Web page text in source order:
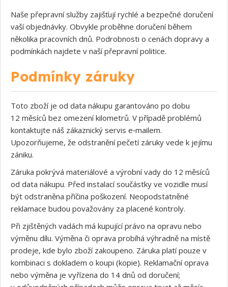
Naše přepravní služby zajišťují rychlé a bezpečné doručení
vaší objednávky. Obvykle proběhne doručení během
několika pracovních dnů. Podrobnosti o cenách dopravy a
podmínkách najdete v naší přepravní politice.
Podmínky záruky
Toto zboží je od data nákupu garantováno po dobu
12 měsíců bez omezení kilometrů. V případě problémů
kontaktujte náš zákaznický servis e‑mailem.
Upozorňujeme, že odstranění pečetí záruky vede k jejímu
zániku.
Záruka pokrývá materiálové a výrobní vady do 12 měsíců
od data nákupu. Před instalací součástky ve vozidle musí
být odstraněna příčina poškození. Neopodstatněné
reklamace budou považovány za placené kontroly.
Při zjištěných vadách má kupující právo na opravu nebo
výměnu dílu. Výměna či oprava probíhá výhradně na místě
prodeje, kde bylo zboží zakoupeno. Záruka platí pouze v
kombinaci s dokladem o koupi (kopie). Reklamační oprava
nebo výměna je vyřízena do 14 dnů od doručení;